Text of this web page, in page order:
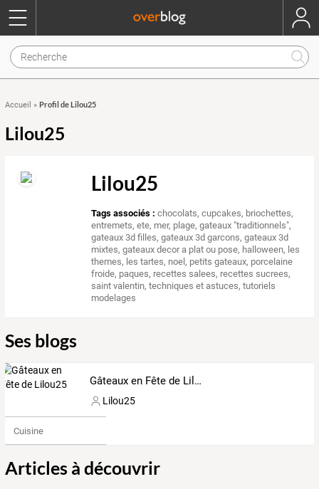
Accueil » Profil de Lilou25
Lilou25
Lilou25
Tags associés : chocolats,cupcakes, briochettes,
entremets,ete, mer, plage,gateaux "traditionnels",
gateaux 3d filles,gateaux 3d garcons,gateaux 3d
mixtes,gateaux decor a plat ou pose, halloween, les
themes, les tartes, noel, petits gateaux, porcelaine
froide, paques, recettes salees, recettes sucrees,
saint valentin,techniques et astuces,tutoriels
modelages
Ses blogs
Gâteaux en Fête de Lilou25
Lilou25
Cuisine
Articles à découvrir